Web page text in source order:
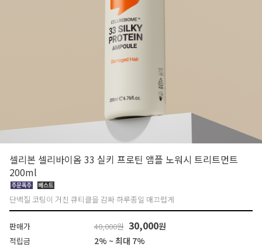
셀리본 셀리바이옴 33 실키 프로틴 앰플 노워시 트리트먼트
200ml
단백질 코팅이 거친 큐티클을 감싸 하루종일 매끄럽게
판매가 40,000원 30,000원
적립금 2% ~ 최대 7%